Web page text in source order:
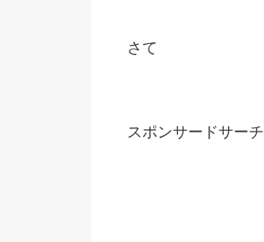
さて
スポンサードサーチ